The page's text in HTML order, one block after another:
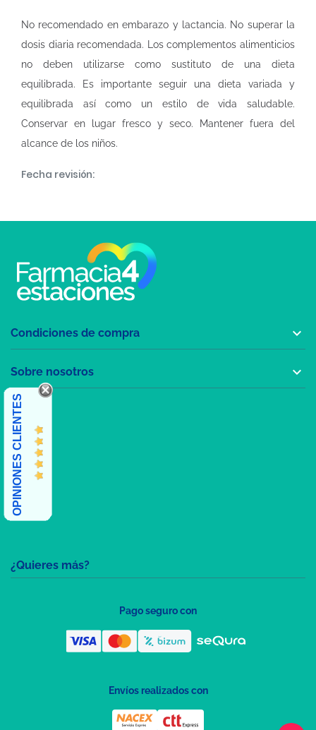
No recomendado en embarazo y lactancia. No superar la
dosis diaria recomendada. Los complementos alimenticios
no deben utilizarse como sustituto de una dieta
equilibrada. Es importante seguir una dieta variada y
equilibrada así como un estilo de vida saludable.
Conservar en lugar fresco y seco. Mantener fuera del
alcance de los niños.
Fecha revisión:
¿Quieres más?
Condiciones de compra 
Sobre nosotros 
OPINIONES CLIENTES
Pago seguro con
Envíos realizados con